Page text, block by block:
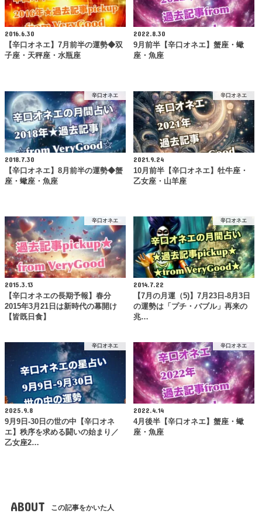
2016.6.30
【辛口オネエ】7月前半の運勢◆双
子座・天秤座・水瓶座
2022.8.30
9月前半【辛口オネエ】蟹座・蠍
座・魚座
辛口オネエ
2018.7.30
【辛口オネエ】8月前半の運勢◆蟹
座・蠍座・魚座
辛口オネエ
2021.9.24
10月前半【辛口オネエ】牡牛座・
乙女座・山羊座
辛口オネエ
2015.3.13
【辛口オネエの長期予報】春分
2015年3月21日は新時代の幕開け
【皆既日食】
辛口オネエ
2014.7.22
【7月の月運（5)】7月23日-8月3日
の運勢は「プチ・バブル」再来の
兆…
辛口オネエ
2025.9.8
9月9日-30日の世の中【辛口オネ
エ】秩序を求める闘いの始まり／
乙女座2…
辛口オネエ
2022.4.14
4月後半【辛口オネエ】蟹座・蠍
座・魚座
ABOUT この記事をかいた人